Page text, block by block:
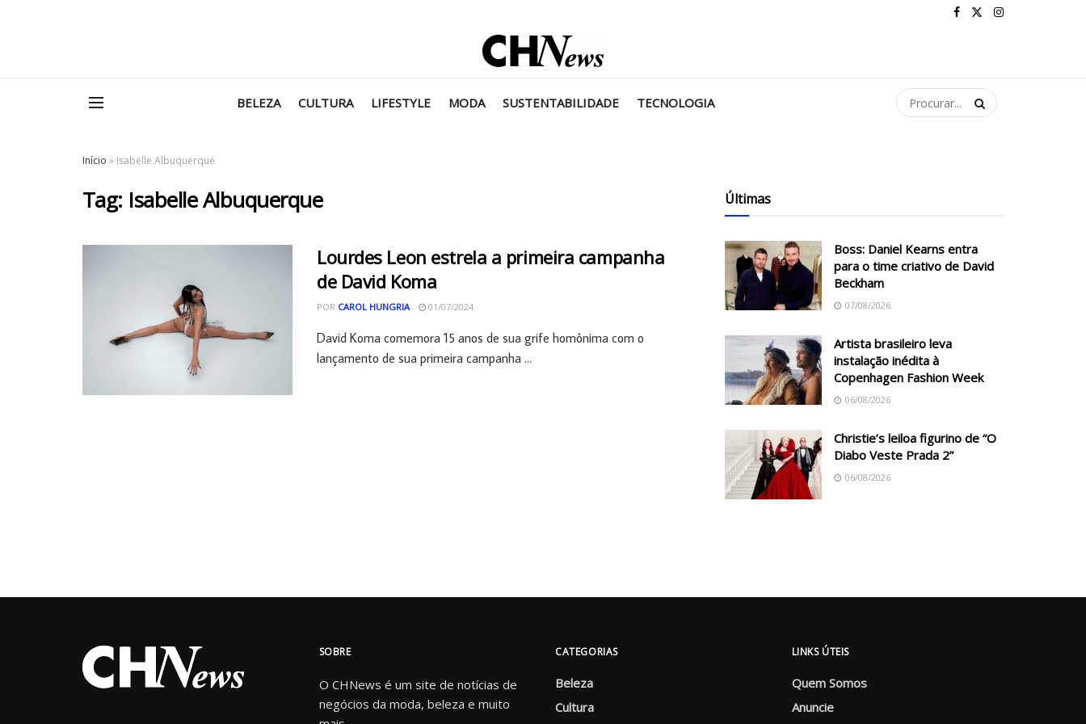
BELEZA CULTURA LIFESTYLE MODA SUSTENTABILIDADE TECNOLOGIA
Início » Isabelle Albuquerque
Tag: Isabelle Albuquerque
Lourdes Leon estrela a primeira campanha
de David Koma
POR CAROL HUNGRIA 01/07/2024
David Koma comemora 15 anos de sua grife homônima com o
lançamento de sua primeira campanha ...
Últimas
Boss: Daniel Kearns entra
para o time criativo de David
Beckham
07/08/2026
Artista brasileiro leva
instalação inédita à
Copenhagen Fashion Week
06/08/2026
Christie’s leiloa figurino de “O
Diabo Veste Prada 2”
06/08/2026
SOBRE
O CHNews é um site de notícias de
negócios da moda, beleza e muito
CATEGORIAS
Beleza
Cultura
LINKS ÚTEIS
Quem Somos
Anuncie